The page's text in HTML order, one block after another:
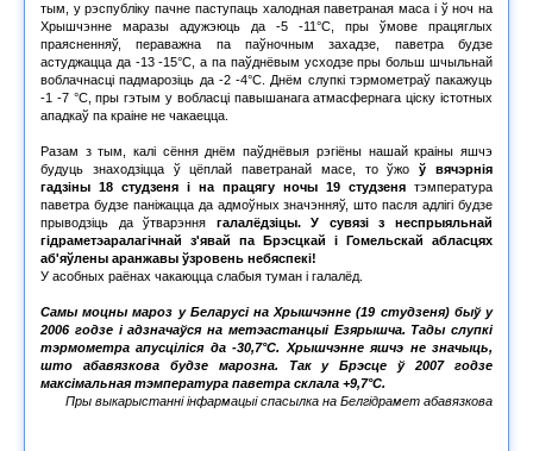
тым, у рэспубліку пачне паступаць халодная паветраная маса і ў ноч на
Хрышчэнне маразы адужэюць да -5 -11°С, пры ўмове працяглых
праясненняў, пераважна па паўночным захадзе, паветра будзе
астуджацца да -13 -15°С, а па паўднёвым усходзе пры больш шчыльнай
воблачнасці падмарозіць да -2 -4°С. Днём слупкі тэрмометраў пакажуць
-1 -7 °С, пры гэтым у вобласці павышанага атмасфернага ціску істотных
ападкаў па краіне не чакаецца.
Разам з тым, калі сёння днём паўднёвыя рэгіёны нашай краіны яшчэ
будуць знаходзіцца ў цёплай паветранай масе, то ўжоў вячэрнія
гадзіны 18 студзеня і на працягу ночы 19 студзеня тэмпература
паветра будзе паніжацца да адмоўных значэнняў, што пасля адлігі будзе
прыводзіць да ўтварэння галалёдзіцы. У сувязі з неспрыяльнай
гідраметэаралагічнай з'явай па Брэсцкай і Гомельскай абласцях
аб'яўлены аранжавы ўзровень небяспекі!
У асобных раёнах чакаюцца слабыя туман і галалёд.
Самы моцны мароз у Беларусі на Хрышчэнне (19 студзеня) быў у
2006 годзе і адзначаўся на метэастанцыі Езярышча. Тады слупкі
тэрмометра апусціліся да -30,7°C. Хрышчэнне яшчэ не значыць,
што абавязкова будзе марозна. Так у Брэсце ў 2007 годзе
максімальная тэмпература паветра склала +9,7°C.
Пры выкарыстанні інфармацыі спасылка на Белгідрамет абавязкова